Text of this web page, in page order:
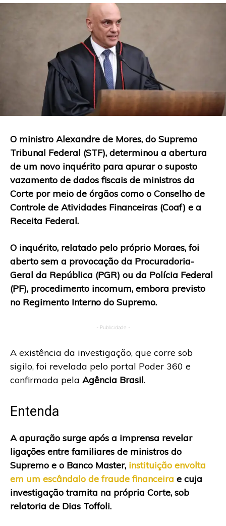
O ministro Alexandre de Mores, do Supremo
Tribunal Federal (STF), determinou a abertura
de um novo inquérito para apurar o suposto
vazamento de dados fiscais de ministros da
Corte por meio de órgãos como o Conselho de
Controle de Atividades Financeiras (Coaf) e a
Receita Federal.
O inquérito, relatado pelo próprio Moraes, foi
aberto sem a provocação da Procuradoria-
Geral da República (PGR) ou da Polícia Federal
(PF), procedimento incomum, embora previsto
no Regimento Interno do Supremo.
- Publicidade -
A existência da investigação, que corre sob
sigilo, foi revelada pelo portal Poder 360 e
confirmada pela Agência Brasil.
Entenda
A apuração surge após a imprensa revelar
ligações entre familiares de ministros do
Supremo e o Banco Master, instituição envolta
em um escândalo de fraude financeira e cuja
investigação tramita na própria Corte, sob
relatoria de Dias Toffoli.